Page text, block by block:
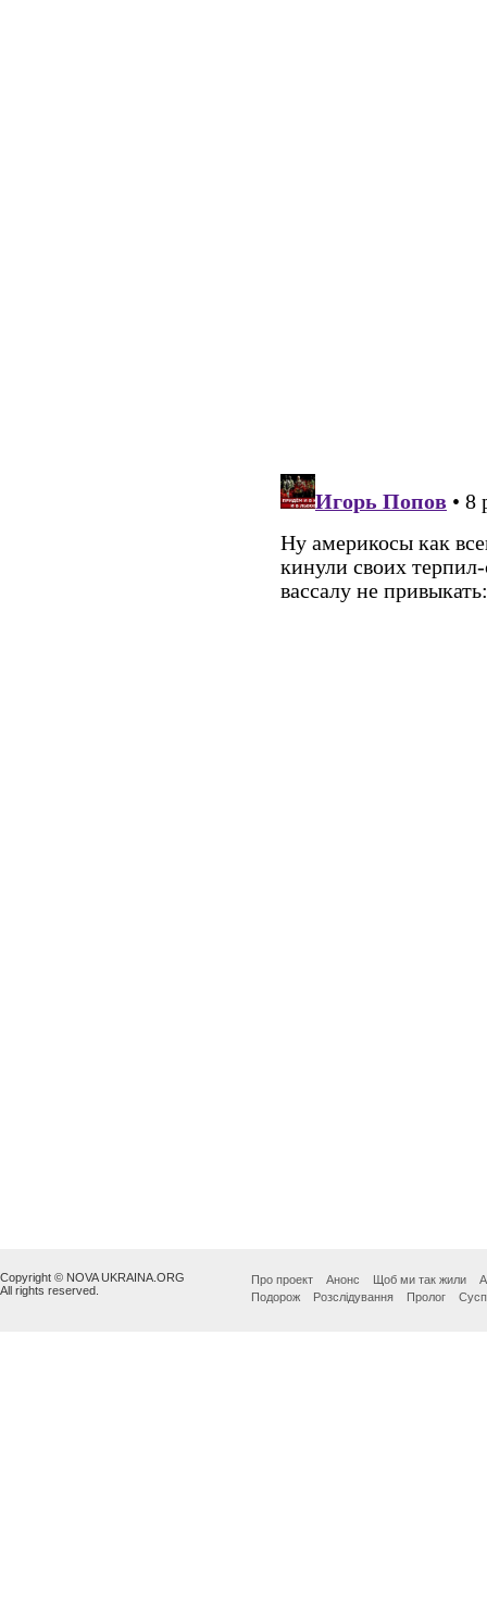
Copyright © NOVA UKRAINA.ORG
All rights reserved.
Про проект Анонс Щоб ми так жили
Подорож
Розслідування Пролог